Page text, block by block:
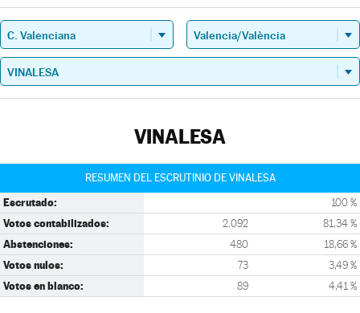
VINALESA
RESUMEN DEL ESCRUTINIO DE VINALESA
Escrutado: 100 %
Votos contabilizados: 2.092 81,34 %
Abstenciones: 480 18,66 %
Votos nulos: 73 3,49 %
Votos en blanco: 89 4,41 %